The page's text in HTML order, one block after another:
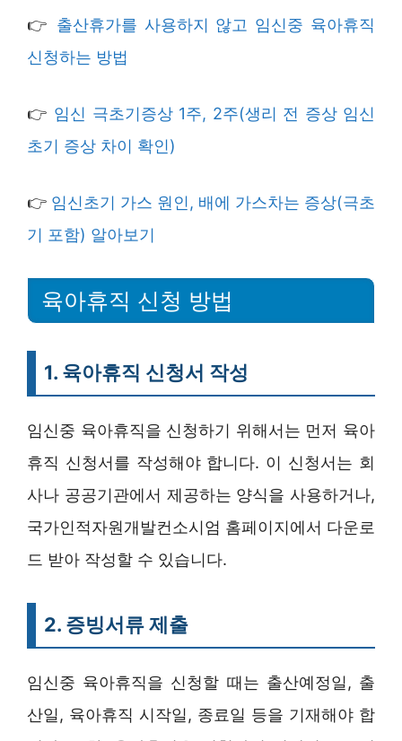
👉 출산휴가를 사용하지 않고 임신중 육아휴직
신청하는 방법
👉 임신 극초기증상 1주, 2주(생리 전 증상 임신
초기 증상 차이 확인)
👉 임신초기 가스 원인, 배에 가스차는 증상(극초
기 포함) 알아보기
육아휴직 신청 방법
1. 육아휴직 신청서 작성
임신중 육아휴직을 신청하기 위해서는 먼저 육아
휴직 신청서를 작성해야 합니다. 이 신청서는 회
사나 공공기관에서 제공하는 양식을 사용하거나,
국가인적자원개발컨소시엄 홈페이지에서 다운로
드 받아 작성할 수 있습니다.
2. 증빙서류 제출
임신중 육아휴직을 신청할 때는 출산예정일, 출
산일, 육아휴직 시작일, 종료일 등을 기재해야 합